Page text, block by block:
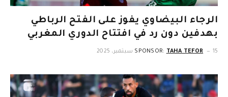
الرجاء البيضاوي يفوز على الفتح الرباطي
بهدفين دون رد في افتتاح الدوري المغربي
SPONSOR: TAHA TEFOR 15 سبتمبر، 2025